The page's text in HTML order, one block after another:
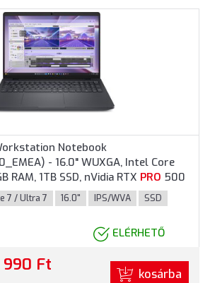
Notebook
- 16.0" WUXGA, Intel Core
RAM, 1TB SSD, nVidia RTX PRO 500
billentyűzet, Windows 11
garancia, Grafitszürke színben
7 / Ultra 7 16.0" IPS/WVA
SSD
ELÉRHETŐ
990 Ft kosárba